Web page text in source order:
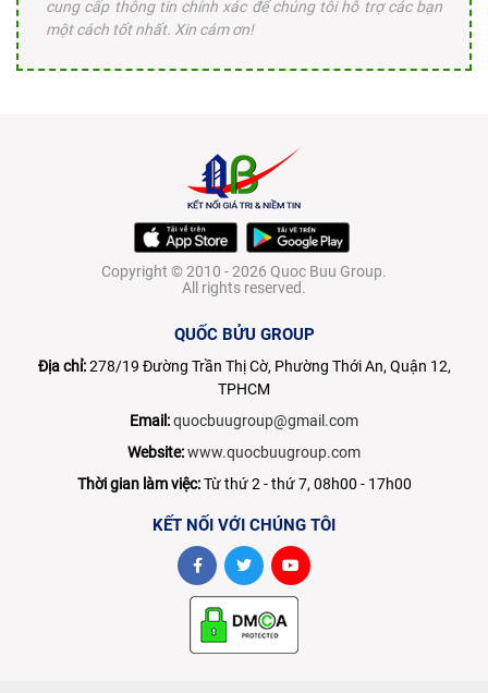
cung cấp thông tin chính xác để chúng tôi hỗ trợ các bạn
một cách tốt nhất. Xin cám ơn!
Copyright © 2010 - 2026 Quoc Buu Group.
All rights reserved.
QUỐC BỬU GROUP
Địa chỉ:278/19 Đường Trần Thị Cờ, Phường Thới An, Quận 12,
TPHCM
Email:quocbuugroup@gmail.com
Website:www.quocbuugroup.com
Thời gian làm việc:Từ thứ 2 - thứ 7, 08h00 - 17h00
KẾT NỐI VỚI CHÚNG TÔI